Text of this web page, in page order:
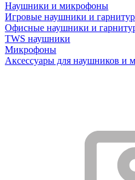
Наушники и микрофоны
Игровые наушники и
Офисные наушники и
TWS наушники
Микрофоны
Аксессуары для наушников и